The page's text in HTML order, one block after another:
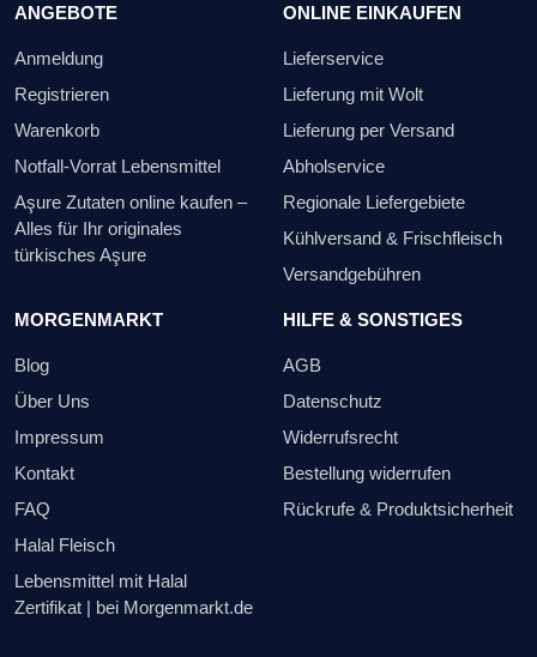
ANGEBOTE
Anmeldung
Registrieren
Warenkorb
Notfall-Vorrat Lebensmittel
Aşure Zutaten online kaufen –
Alles für Ihr originales
türkisches Aşure
ONLINE EINKAUFEN
Lieferservice
Lieferung mit Wolt
Lieferung per Versand
Abholservice
Regionale Liefergebiete
Kühlversand & Frischfleisch
Versandgebühren
MORGENMARKT
Blog
Über Uns
Impressum
Kontakt
FAQ
Halal Fleisch
Lebensmittel mit Halal
Zertifikat | bei Morgenmarkt.de
HILFE & SONSTIGES
AGB
Datenschutz
Widerrufsrecht
Bestellung widerrufen
Rückrufe & Produktsicherheit